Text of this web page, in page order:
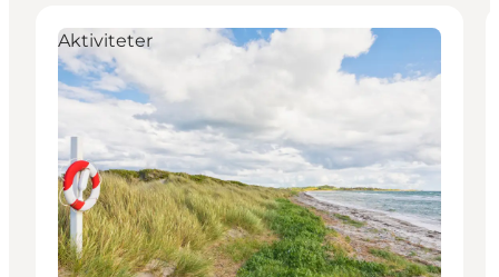
Aktiviteter